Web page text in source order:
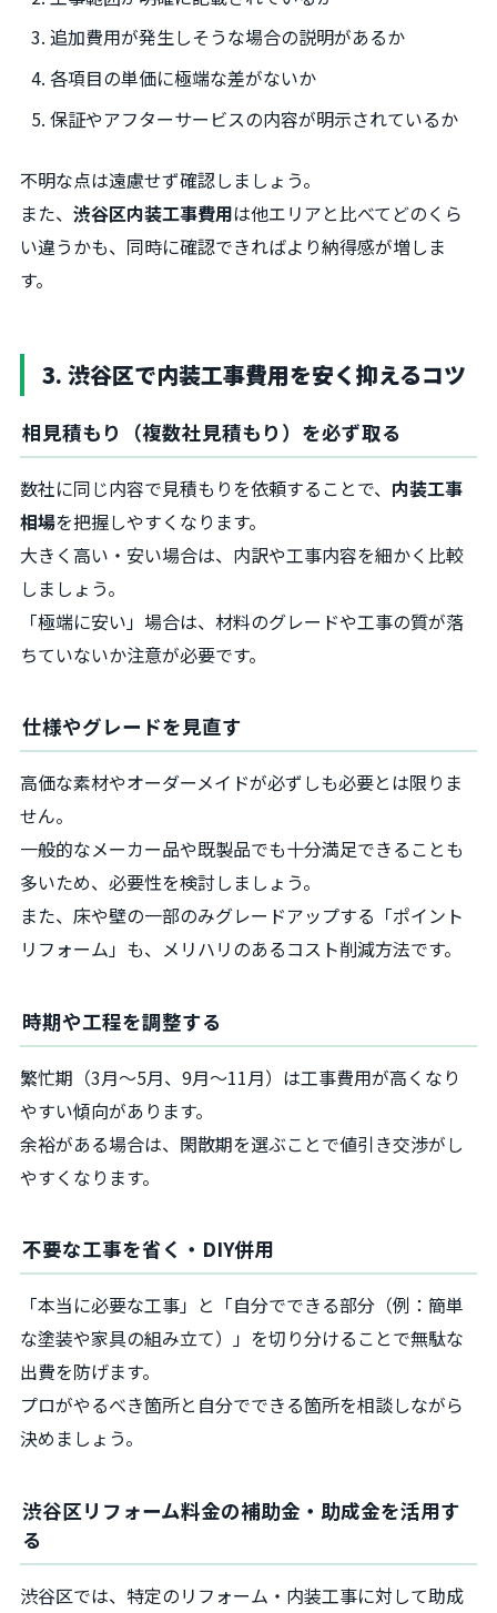
追加費用が発生しそうな場合の説明があるか
各項目の単価に極端な差がないか
保証やアフターサービスの内容が明示されているか
不明な点は遠慮せず確認しましょう。
また、 渋谷区内装工事費用は他エリアと比べてどのくら
い違うかも、同時に確認できればより納得感が増しま
す。
3. 渋谷区で内装工事費用を安く抑えるコツ
相見積もり（複数社見積もり）を必ず取る
数社に同じ内容で見積もりを依頼することで、 内装工事
相場を把握しやすくなります。
大きく高い・安い場合は、内訳や工事内容を細かく比較
しましょう。
「極端に安い」場合は、材料のグレードや工事の質が落
ちていないか注意が必要です。
仕様やグレードを見直す
高価な素材やオーダーメイドが必ずしも必要とは限りま
せん。
一般的なメーカー品や既製品でも十分満足できることも
多いため、必要性を検討しましょう。
また、床や壁の一部のみグレードアップする「ポイント
リフォーム」も、メリハリのあるコスト削減方法です。
時期や工程を調整する
繁忙期（3月～5月、9月～11月）は工事費用が高くなり
やすい傾向があります。
余裕がある場合は、閑散期を選ぶことで値引き交渉がし
やすくなります。
不要な工事を省く・DIY併用
「本当に必要な工事」と「自分でできる部分（例：簡単
な塗装や家具の組み立て）」を切り分けることで無駄な
出費を防げます。
プロがやるべき箇所と自分でできる箇所を相談しながら
決めましょう。
渋谷区リフォーム料金の補助金・助成金を活用す
る
渋谷区では、特定のリフォーム・内装工事に対して助成